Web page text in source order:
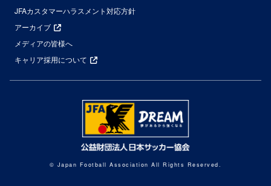
JFAカスタマーハラスメント対応方針
アーカイブ
メディアの皆様へ
キャリア採用について
© Japan Football Association All Rights Reserved.